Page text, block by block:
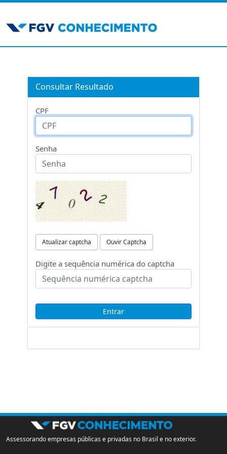
Consultar Resultado
CPF
Senha
Atualizar captcha Ouvir Captcha
Digite a sequência numérica do captcha
Assessorando empresas públicas e privadas no Brasil e no exterior.